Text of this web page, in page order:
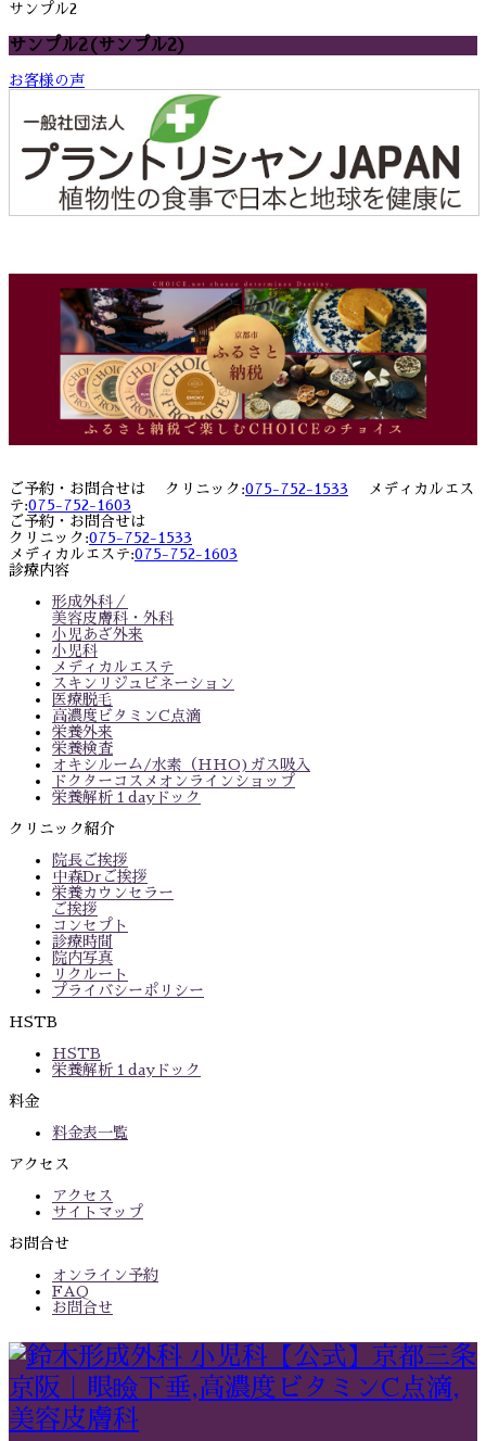
サンプル2
サンプル2(サンプル2)
お客様の声
ご予約・お問合せは クリニック:075-752-1533 メディカルエス
テ:075-752-1603
ご予約・お問合せは
クリニック:075-752-1533
メディカルエステ:075-752-1603
診療内容
形成外科／
美容皮膚科・外科
小児あざ外来
小児科
メディカルエステ
スキンリジュビネーション
医療脱毛
高濃度ビタミンC点滴
栄養外来
栄養検査
オキシルーム/水素（HHO)ガス吸入
ドクターコスメオンラインショップ
栄養解析１dayドック
クリニック紹介
院長ご挨拶
中森Drご挨拶
栄養カウンセラー
ご挨拶
コンセプト
診療時間
院内写真
リクルート
プライバシーポリシー
HSTB
HSTB
栄養解析１dayドック
料金
料金表一覧
アクセス
アクセス
サイトマップ
お問合せ
オンライン予約
FAQ
お問合せ